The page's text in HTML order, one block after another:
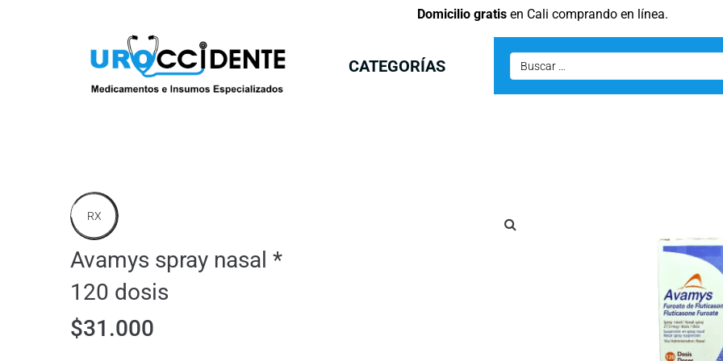
Domicilio gratisen Cali comprando en línea.
CATEGORÍAS
RX
Avamys spray nasal *
120 dosis
$31.000